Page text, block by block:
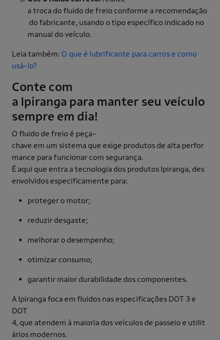
a troca do fluido de freio conforme a recomendação
do fabricante, usando o tipo específico indicado no
manual do veículo.
Leia também: O que é lubrificante para carros e como
usá-lo?
Conte com
a Ipiranga para manter seu veículo
sempre em dia!
O fluido de freio é peça-
chave em um sistema que exige produtos de alta perfor
mance para funcionar com segurança.
É aqui que entra a tecnologia dos produtos Ipiranga, des
envolvidos especificamente para:
proteger o motor;
reduzir desgaste;
melhorar o desempenho;
otimizar consumo;
garantir maior durabilidade dos componentes.
A Ipiranga foca em fluidos nas especificações DOT 3 e
DOT
4, que atendem à maioria dos veículos de passeio e utilit
ários modernos.